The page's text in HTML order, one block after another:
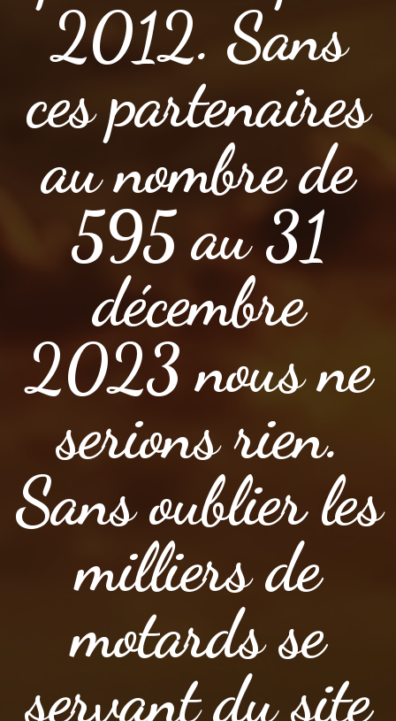
2012. Sans
ces partenaires
au nombre de
595 au 31
décembre
2023 nous ne
serions rien.
Sans oublier les
milliers de
motards se
servant du site